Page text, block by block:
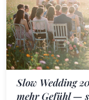
Slow Wedding
mehr Gefühl —